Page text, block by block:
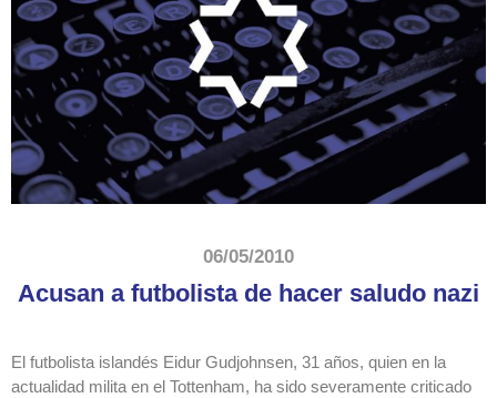
06/05/2010
Acusan a futbolista de hacer saludo nazi
El futbolista islandés Eidur Gudjohnsen, 31 años, quien en la
actualidad milita en el Tottenham, ha sido severamente criticado